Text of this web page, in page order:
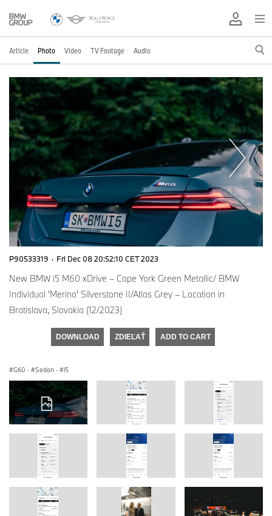
Article Photo Video TV Footage Audio
P90533319 · Fri Dec 08 20:52:10 CET 2023
New BMW i5 M60 xDrive – Cape York Green Metallic/ BMW
Individual 'Merino' Silverstone II/Atlas Grey – Location in
Bratislava, Slovakia (12/2023)
DOWNLOAD ZDIEĽAŤ ADD TO CART
G60 · Sedan · i5